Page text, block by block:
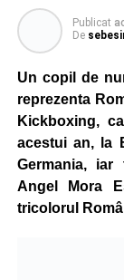
Publicat
De
Un copil de
reprezenta
Kickboxing,
acestui an, la
Germania,
Angel Mora
tricolorul